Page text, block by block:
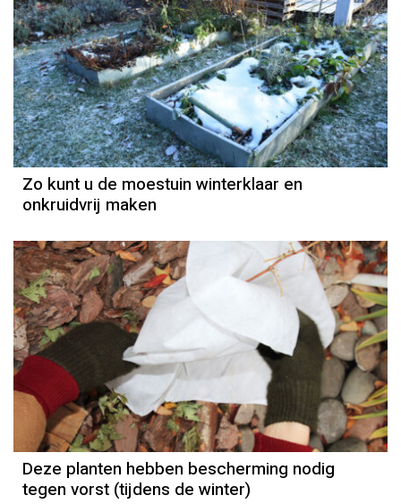
Zo kunt u de moestuin winterklaar en
onkruidvrij maken
Deze planten hebben bescherming nodig
tegen vorst (tijdens de winter)